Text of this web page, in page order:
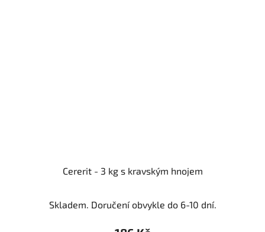
Cererit - 3 kg s kravským hnojem
Skladem. Doručení obvykle do 6-10 dní.